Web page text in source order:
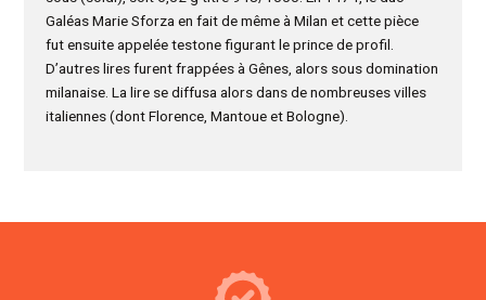
Galéas Marie Sforza en fait de même à Milan et cette pièce
fut ensuite appelée testone figurant le prince de profil.
D’autres lires furent frappées à Gênes, alors sous domination
milanaise. La lire se diffusa alors dans de nombreuses villes
italiennes (dont Florence, Mantoue et Bologne).